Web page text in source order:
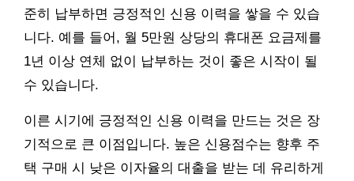
준히 납부하면 긍정적인 신용 이력을 쌓을 수 있습
니다. 예를 들어, 월 5만원 상당의 휴대폰 요금제를
1년 이상 연체 없이 납부하는 것이 좋은 시작이 될
수 있습니다.
이른 시기에 긍정적인 신용 이력을 만드는 것은 장
기적으로 큰 이점입니다. 높은 신용점수는 향후 주
택 구매 시 낮은 이자율의 대출을 받는 데 유리하게